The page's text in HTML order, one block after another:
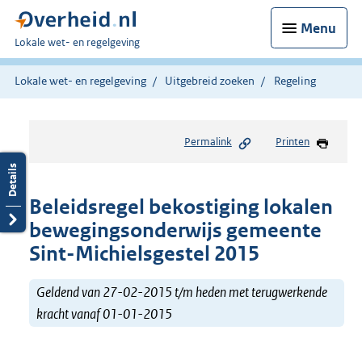
Menu
U
bent
hier:
Lokale wet- en regelgeving
Lokale wet- en regelgeving Uitgebreid zoeken Regeling
Permalink Printen
Beleidsregel bekostiging lokalen
bewegingsonderwijs gemeente
Sint-Michielsgestel 2015
Geldend van 27-02-2015 t/m heden met terugwerkende
kracht vanaf 01-01-2015